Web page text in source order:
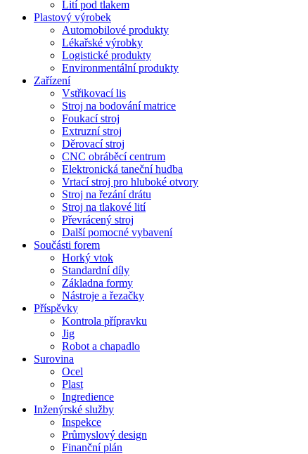
Lití pod tlakem
Plastový výrobek
Automobilové produkty
Lékařské výrobky
Logistické produkty
Environmentální produkty
Zařízení
Vstřikovací lis
Stroj na bodování matrice
Foukací stroj
Extruzní stroj
Děrovací stroj
CNC obráběcí centrum
Elektronická taneční hudba
Vrtací stroj pro hluboké otvory
Stroj na řezání drátu
Stroj na tlakové lití
Převrácený stroj
Další pomocné vybavení
Součásti forem
Horký vtok
Standardní díly
Základna formy
Nástroje a řezačky
Příspěvky
Kontrola přípravku
Jig
Robot a chapadlo
Surovina
Ocel
Plast
Ingredience
Inženýrské služby
Inspekce
Průmyslový design
Finanční plán